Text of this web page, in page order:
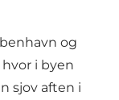
og
i byen
sjov aften i